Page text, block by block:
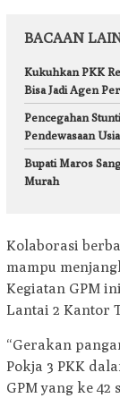
BACAAN
Kukuhkan PKK
Bisa Jadi Agen
Pencegahan
Pendewasaan
Bupati Maros
Murah
Kolaborasi
mampu
Kegiatan GPM
Lantai 2 Kantor
“Gerakan
Pokja 3 PKK
GPM yang ke 42